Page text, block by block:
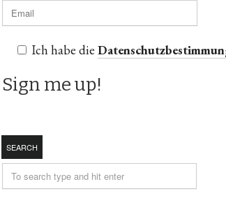
Ich habe die
SEARCH